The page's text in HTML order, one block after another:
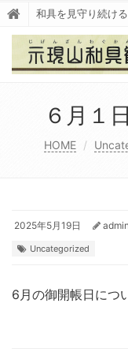
和具を見守り続け
６月１
HOME
2025年5月19日
Uncategorized
6月の御開帳日につ